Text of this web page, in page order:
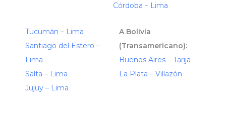
Córdoba – Lima
Tucumán – Lima
Santiago del Estero –
Lima
Salta – Lima
Jujuy – Lima
A Bolivia
(Transamericano):
Buenos Aires – Tarija
La Plata – Villazón